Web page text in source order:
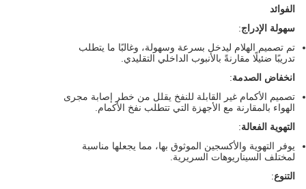
الفوائد
سهولة الإدراج:
تم تصميم الهلام ليدخل بسرعة وسهولة، وغالبًا ما يتطلب
تدريبًا ضئيلًا مقارنةً بالأنبوب الداخلي التقليدي.
انخفاض الصدمة:
تصميم الأكمام غير القابلة للنفخ يقلل من خطر إصابة مجرى
الهواء بالمقارنة مع الأجهزة التي تتطلب نفخ الأكمام.
التهوية الفعالة:
يوفر التهوية والأكسجين الموثوق بها، مما يجعلها مناسبة
لمختلف السيناريوهات السريرية.
التنوع: